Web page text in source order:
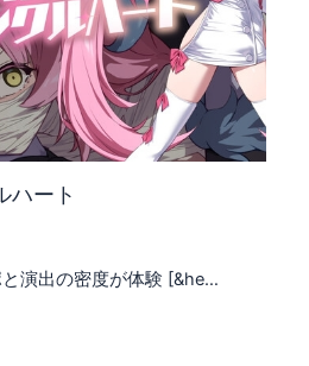
ハート
演出の密度が体験 [&he…